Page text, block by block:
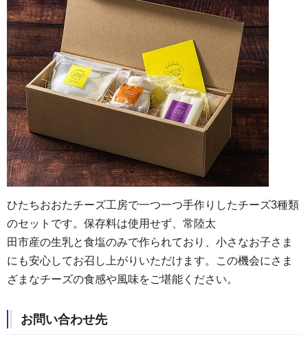
ひたちおおたチーズ工房で一つ一つ手作りしたチーズ3種類
のセットです。保存料は使用せず、常陸太
田市産の生乳と食塩のみで作られており、小さなお子さま
にも安心してお召し上がりいただけます。この機会にさま
ざまなチーズの食感や風味をご堪能ください。
お問い合わせ先